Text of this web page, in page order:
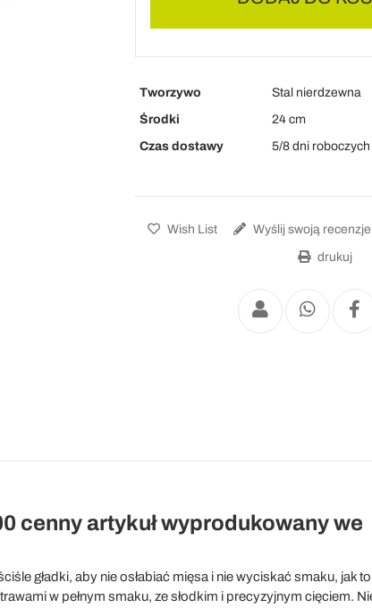
Tworzywo
Stal nierdzewna
Środki
24 cm
Czas dostawy
5/8 dni roboczych
Wish List Wyślij swoją
drukuj
cenny artykuł wyprodukowany we
gładki, aby nie osłabiać mięsa i nie wyciskać smaku, jak
w pełnym smaku, ze słodkim i precyzyjnym cięciem.